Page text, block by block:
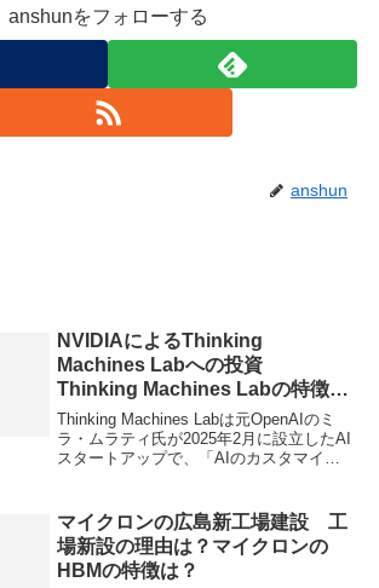
anshunをフォローする
anshun
NVIDIAによるThinking
Machines Labへの投資
Thinking Machines Labの特徴は
何か？NVIDIAの目的は？
Thinking Machines Labは元OpenAIのミ
ラ・ムラティ氏が2025年2月に設立したAI
スタートアップで、「AIのカスタマイズ
ているのかやNVIDIAが投資を行う理由を
知ることができます。
マイクロンの広島新工場建設 工
場新設の理由は？マイクロンの
HBMの特徴は？